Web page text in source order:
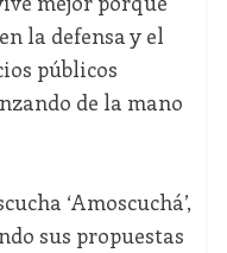
la defensa y el
públicos
de la mano
‘Amoscuchá’,
sus propuestas